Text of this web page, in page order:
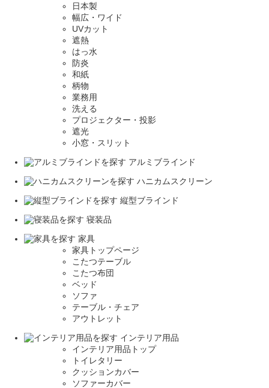
日本製
幅広・ワイド
UVカット
遮熱
はっ水
防炎
和紙
柄物
業務用
洗える
プロジェクター・投影
遮光
小窓・スリット
アルミブラインド
ハニカムスクリーン
縦型ブラインド
寝装品
家具
家具トップページ
こたつテーブル
こたつ布団
ベッド
ソファ
テーブル・チェア
アウトレット
インテリア用品
インテリア用品トップ
トイレタリー
クッションカバー
ソファーカバー